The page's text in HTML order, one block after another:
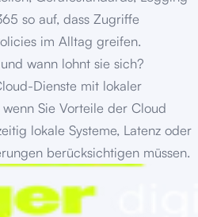
so auf, dass Zugriffe
im Alltag greifen.
wann lohnt sie sich?
Dienste mit lokaler
Sie Vorteile der Cloud
lokale Systeme, Latenz oder
berücksichtigen müssen.